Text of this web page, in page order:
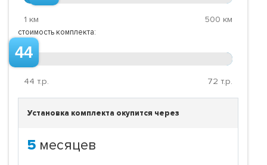
1 км 500 км
стоимость комплекта:
44
44 т.р. 72 т.р.
Установка комплекта окупится через
5 месяцев